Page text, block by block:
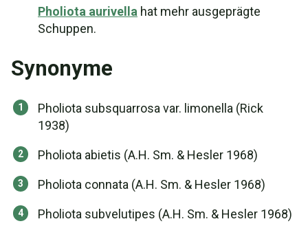
Pholiota aurivella hat mehr ausgeprägte
Schuppen.
Synonyme
Pholiota subsquarrosa var. limonella (Rick
1938)
Pholiota abietis (A.H. Sm. & Hesler 1968)
Pholiota connata (A.H. Sm. & Hesler 1968)
Pholiota subvelutipes (A.H. Sm. & Hesler 1968)